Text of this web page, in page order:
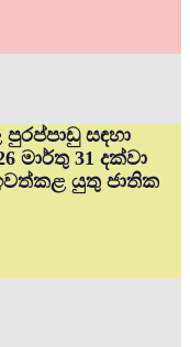
සඳහා
මාර්තු 31 දක්වා
යුතු ජාතික